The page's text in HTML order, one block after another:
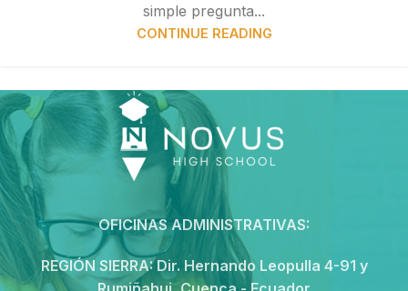
simple pregunta...
CONTINUE READING
OFICINAS ADMINISTRATIVAS:
REGIÓN SIERRA:Dir. Hernando Leopulla 4-91 y